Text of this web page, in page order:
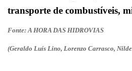
transporte de combustíveis,
Fonte: A HORA DAS HIDROVIAS
(Geraldo Luís Lino, Lorenzo Carrasco,